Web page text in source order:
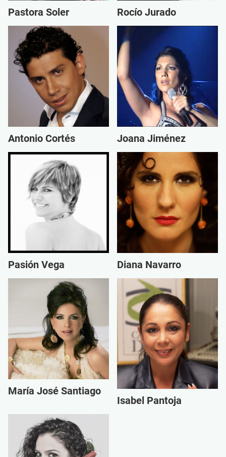
Pastora Soler Rocío Jurado
Antonio Cortés Joana Jiménez
Pasión Vega Diana Navarro
María José Santiago
Isabel Pantoja